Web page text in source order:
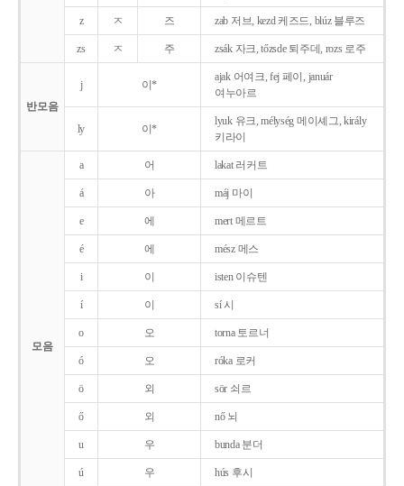
z ㅈ 즈 zab 저브, kezd 케즈드, blúz 블루즈
zs ㅈ 주 zsák 자크, tőzsde 퇴주데, rozs 로주
반모음
j 이*
ajak 어여크, fej 페이, január
여누아르
ly 이*
lyuk 유크, mélység 메이셰그, király
키라이
모음
a 어 lakat 러커트
á 아 máj 마이
e 에 mert 메르트
é 에 mész 메스
i 이 isten 이슈텐
í 이 sí 시
o 오 torna 토르너
ó 오 róka 로커
ö 외 sör 쇠르
ő 외 nő 뇌
u 우 bunda 분더
ú 우 hús 후시